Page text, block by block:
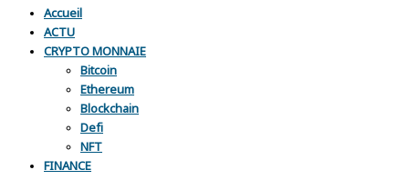
Accueil
ACTU
CRYPTO MONNAIE
Bitcoin
Ethereum
Blockchain
Defi
NFT
FINANCE